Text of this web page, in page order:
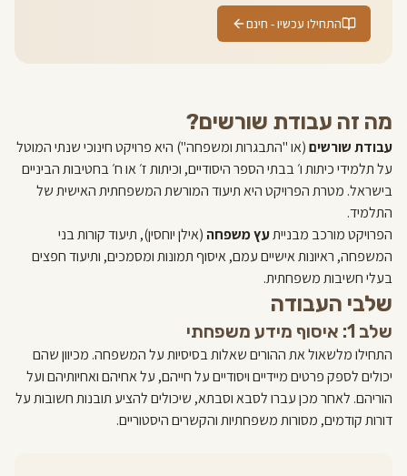
התחילו עכשיו - חינם
מה זה עבודת שורשים?
עבודת שורשים(או "התבגרות ומשפחה") היא פרויקט חינוכי שנתי המוטל
על תלמידי כיתות ו׳ בבתי הספר היסודיים, וכיתות ז׳ או ח׳ בחטיבות הביניים
בישראל. מטרת הפרויקט היא תיעוד המורשת המשפחתית האישית של
התלמיד.
הפרויקט מורכב מבנייתעץ משפחה (אילן יוחסין), תיעוד קורות בני
המשפחה, ראיונות אישיים עמם, איסוף תמונות ומסמכים, ותיעוד חפצים
בעלי חשיבות משפחתית.
שלבי העבודה
שלב 1: איסוף מידע משפחתי
התחילו מלשאול את ההורים שאלות בסיסיות על המשפחה. מכיוון שהם
יכולים לספק פרטים מיידיים ויסודיים על חייהם, על אחיהם ואחיותיהם ועל
הוריהם. לאחר מכן עברו לסבא וסבתא, שיכולים להציע תובנות חשובות על
דורות קודמים, מסורות משפחתיות והקשרים היסטוריים.